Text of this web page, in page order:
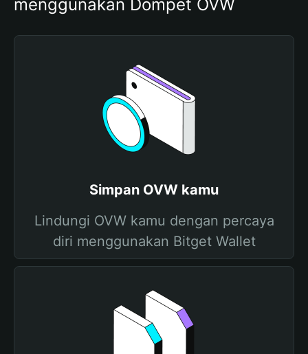
menggunakan Dompet OVW
Simpan OVW kamu
Lindungi OVW kamu dengan percaya
diri menggunakan Bitget Wallet